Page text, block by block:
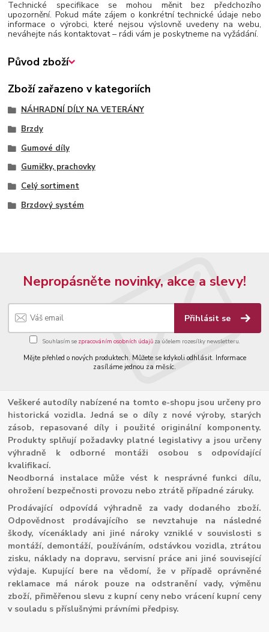
Technické specifikace se mohou měnit bez předchozího
upozornění. Pokud máte zájem o konkrétní technické údaje nebo
informace o výrobci, které nejsou výslovně uvedeny na webu,
neváhejte nás kontaktovat – rádi vám je poskytneme na vyžádání.
Původ zboží
Zboží zařazeno v kategoriích
NÁHRADNÍ DÍLY NA VETERÁNY
Brzdy
Gumové díly
Gumičky, prachovky
Celý sortiment
Brzdový systém
Nepropásněte novinky, akce a slevy!
Přihlásit se
Souhlasím se zpracováním osobních údajůza účelem rozesílky newsletteru.
Mějte přehled o nových produktech. Můžete se kdykoli odhlásit. Informace
zasíláme jednou za měsíc.
Veškeré autodíly nabízené na tomto e-shopu jsou určeny pro
historická vozidla. Jedná se o díly z nové výroby, starých
zásob, repasované díly i použité originální komponenty.
Produkty splňují požadavky platné legislativy a jsou určeny
výhradně k odborné montáži osobou s odpovídající
kvalifikací.
Neodborná instalace může vést k nesprávné funkci dílu,
ohrožení bezpečnosti provozu nebo ztrátě případné záruky.
Prodávající odpovídá výhradně za vady dodaného zboží.
Odpovědnost prodávajícího se nevztahuje na následné
škody, vícenáklady ani jiné nároky vzniklé v souvislosti s
montáží, demontáží, používáním, odstávkou vozidla, ztrátou
zisku, náklady na dopravu, servisní práce ani jiné související
výdaje. Kupující bere na vědomí, že v případě oprávněné
reklamace má nárok pouze na odstranění vady, výměnu
zboží, přiměřenou slevu z kupní ceny nebo vrácení kupní ceny
v souladu s příslušnými právními předpisy.